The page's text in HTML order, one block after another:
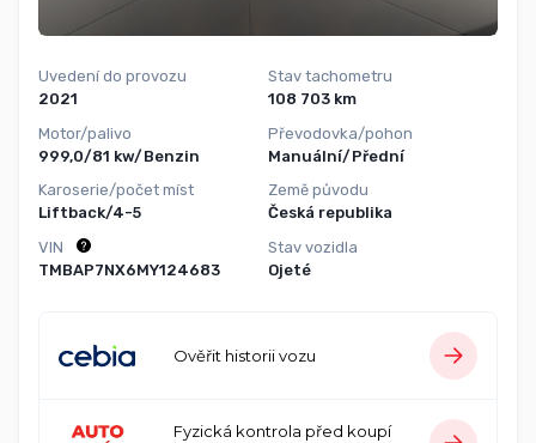
Uvedení do provozu
2021
Motor/palivo
999,0/81 kw/Benzin
Karoserie/počet míst
Liftback/4-5
Stav tachometru
108 703 km
Převodovka/pohon
Manuální/Přední
Země původu
Česká republika
VIN
TMBAP7NX6MY124683
Stav vozidla
Ojeté
Ověřit historii vozu
Fyzická kontrola před koupí